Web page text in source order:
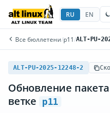
RU EN
Все бюллетени/p11 /ALT-PU-
ALT-PU-2025-12248-2
Обновление пакета
ветке
p11